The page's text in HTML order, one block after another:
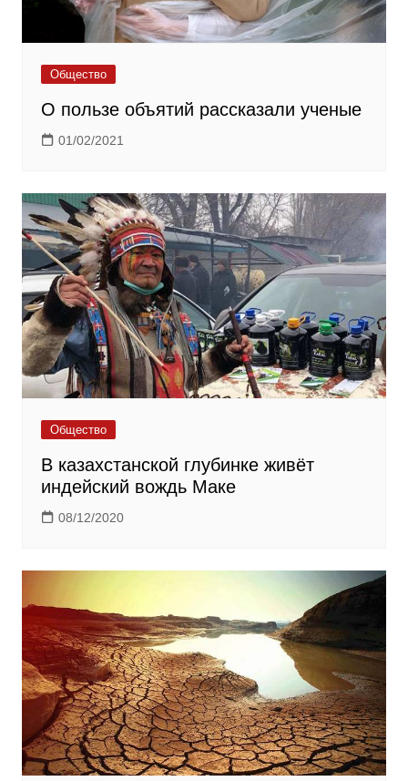
Общество
О пользе объятий рассказали ученые
01/02/2021
Общество
В казахстанской глубинке живёт
индейский вождь Маке
08/12/2020